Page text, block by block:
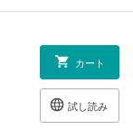
カート
試し読み